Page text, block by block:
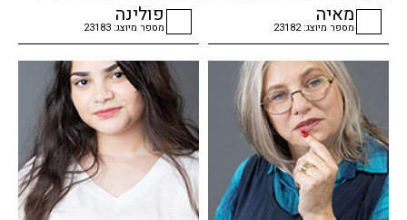
checkbox
מאיה
מספר מיוצג: 23182
checkbox
פולינה
מספר מיוצג: 23183